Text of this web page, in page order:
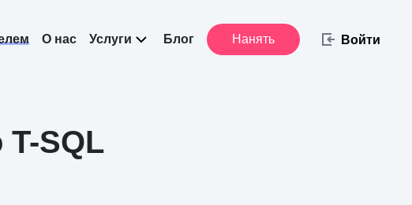
О нас Услуги Блог Нанять Войти
SQL